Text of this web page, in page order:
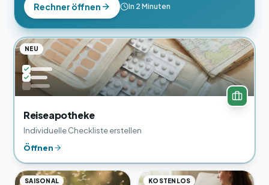
Rechner öffnen In 2 Minuten
NEU
Reiseapotheke
Individuelle Checkliste erstellen
Öffnen
SAISONAL KOSTENLOS